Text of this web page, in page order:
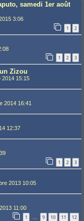
samedi 1er août
3:06
1 2
1 2 3
Zizou
2014 15:15
2014 16:41
12:37
1 2 3
2013 10:05
11:00
1 … 9 10 11 12